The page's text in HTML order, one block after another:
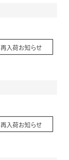
再入荷お知らせ
再入荷お知らせ